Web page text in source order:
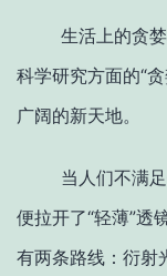
生活上的贪
科学研究方面的“
广阔的新天地。
当人们不满
便拉开了“轻薄”透
有两条路线：衍射